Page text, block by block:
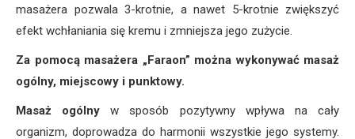
masażera pozwala 3-krotnie, a nawet 5-krotnie zwiększyć
efekt wchłaniania się kremu i zmniejsza jego zużycie.
Za pomocą masażera „Faraon” można wykonywać masaż
ogólny, miejscowy i punktowy.
Masaż ogólny w sposób pozytywny wpływa na cały
organizm, doprowadza do harmonii wszystkie jego systemy.